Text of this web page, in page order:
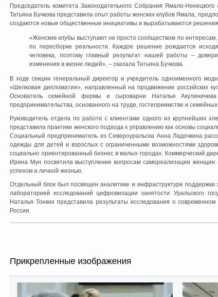
Председатель комитета Законодательного Собрания Ямало-Ненецкого
Татьяна Бучкова представила опыт работы женских клубов Ямала,
создаются новые общественные инициативы и вырабатываются
«Женские клубы выступают не просто сообществом по
по пересборке реальности. Каждое решение рождается
человека, поэтому главный результат нашей работы –
изменения в жизни людей», – сказала Татьяна Бучкова.
В ходе секции генеральный директор и учредитель одноименного
«Шелковая дипломатия», направленный на продвижение российских
Основатель семейной фермы и сыроварни Наталья Акулиничева
предпринимательства, основанного на труде, гостеприимстве и
Руководитель отдела по работе с клиентами одного из крупнейших
представила практики женского подхода к управлению как основы
Социальный предприниматель из Североуральска Анна Ладочкина
одежды для детей и взрослых с ограниченными возможностями
социально ориентированный бизнес в малых городах. Коммерческий
Ирина Мун посвятила выступление вопросам самореализации
успехом и личной жизнью.
Отдельный блок был посвящен аналитике и инфраструктуре
лабораторией исследований цифровизации занятости Уральского
Наталья Тонких представила результаты исследования о
России.
Прикрепленные изображения